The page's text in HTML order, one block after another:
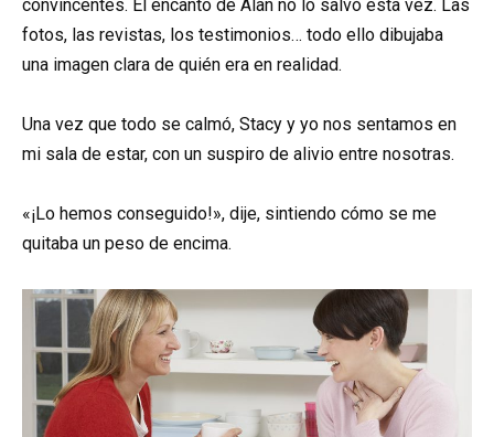
convincentes. El encanto de Alan no lo salvó esta vez. Las
fotos, las revistas, los testimonios… todo ello dibujaba
una imagen clara de quién era en realidad.
Una vez que todo se calmó, Stacy y yo nos sentamos en
mi sala de estar, con un suspiro de alivio entre nosotras.
«¡Lo hemos conseguido!», dije, sintiendo cómo se me
quitaba un peso de encima.